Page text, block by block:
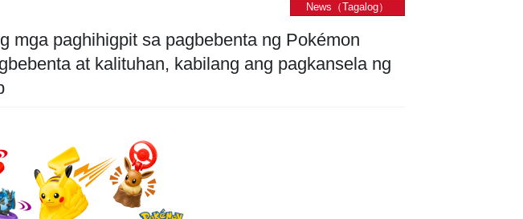
News（Tagalog）
mga paghihigpit sa pagbebenta ng Pokémon
at kalituhan, kabilang ang pagkansela ng